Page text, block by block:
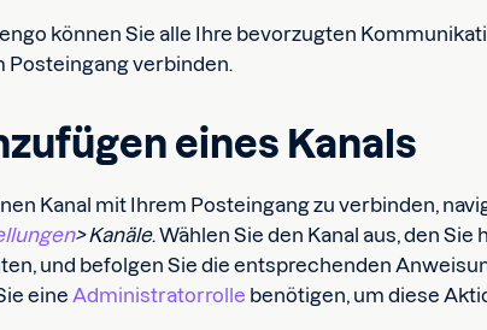
können Sie alle Ihre bevorzugten
Posteingang verbinden.
eines Kanals
Kanal mit Ihrem Posteingang zu verbinden,
> Kanäle. Wählen Sie den Kanal aus, den Sie
und befolgen Sie die entsprechenden
eine Administratorrolle benötigen, um diese